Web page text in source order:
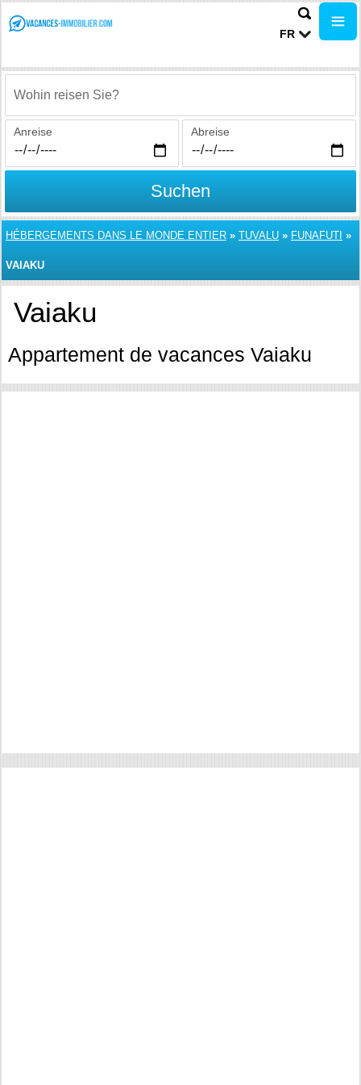
FR
Wohin reisen Sie?
Anreise Abreise
Suchen
HÉBERGEMENTS DANS LE MONDE ENTIER » TUVALU » FUNAFUTI »
VAIAKU
Vaiaku
Appartement de vacances Vaiaku